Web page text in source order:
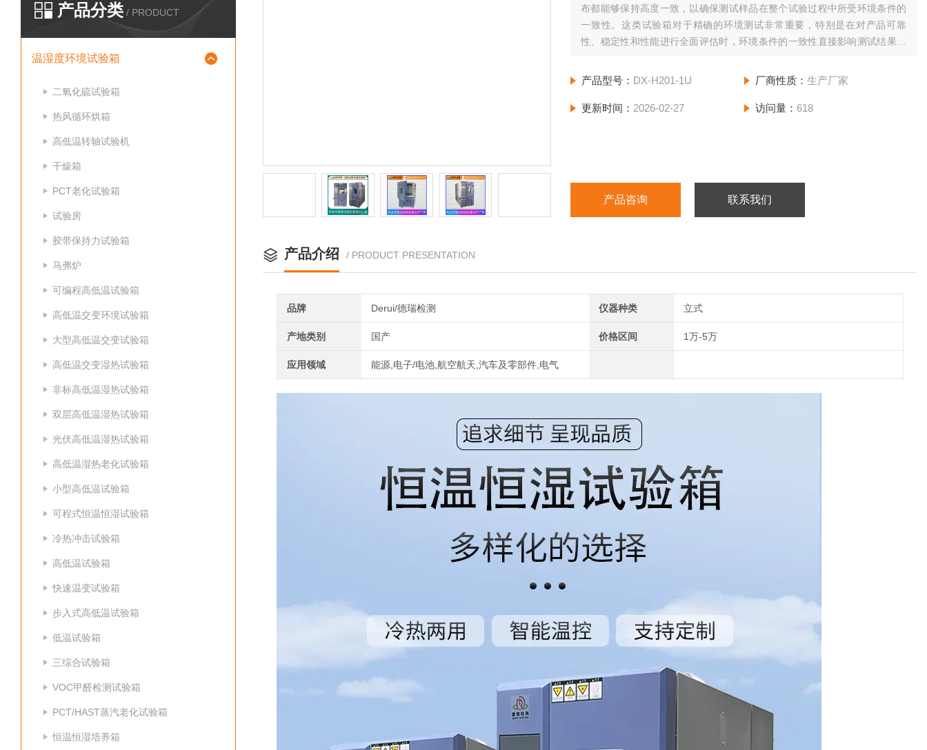
产品分类 / PRODUCT
温湿度环境试验箱
二氧化硫试验箱
热风循环烘箱
高低温转轴试验机
干燥箱
PCT老化试验箱
试验房
胶带保持力试验箱
马弗炉
可编程高低温试验箱
高低温交变环境试验箱
大型高低温交变试验箱
高低温交变湿热试验箱
非标高低温湿热试验箱
双层高低温湿热试验箱
光伏高低温湿热试验箱
高低温湿热老化试验箱
小型高低温试验箱
可程式恒温恒湿试验箱
冷热冲击试验箱
高低温试验箱
快速温变试验箱
步入式高低温试验箱
低温试验箱
三综合试验箱
VOC甲醛检测试验箱
PCT/HAST蒸汽老化试验箱
恒温恒湿培养箱
布都能够保持高度一致，以确保测试样品在整个试验过程中所受环境条件的
一致性。这类试验箱对于精确的环境测试非常重要，特别是在对产品可靠
性、稳定性和性能进行全面评估时，环境条件的一致性直接影响测试结果的
产品型号： DX-H201-1U 厂商性质： 生产厂家
更新时间： 2026-02-27 访问量： 618
产品咨询 联系我们
产品介绍 / PRODUCT PRESENTATION
品牌 Derui/德瑞检测 仪器种类 立式
产地类别 国产 价格区间 1万-5万
应用领域 能源,电子/电池,航空航天,汽车及零部件,电气